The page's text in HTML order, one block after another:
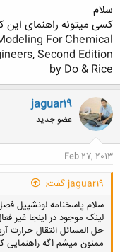
سلام
کسی میتونه راهنمای این
For Chemical
Second Edition
by Do & Rice
jaguar19
عضو جدید
Feb 27, 2013
jaguar19 گفت:
سلام پاسخنامه لونشپیل فصل 11 به بعد رو میخوام کسی از دوستان
لینک موجود در اینجا غیر
حل المسائل انتقال حرارت
ممنون میشم اگه راهنمایی